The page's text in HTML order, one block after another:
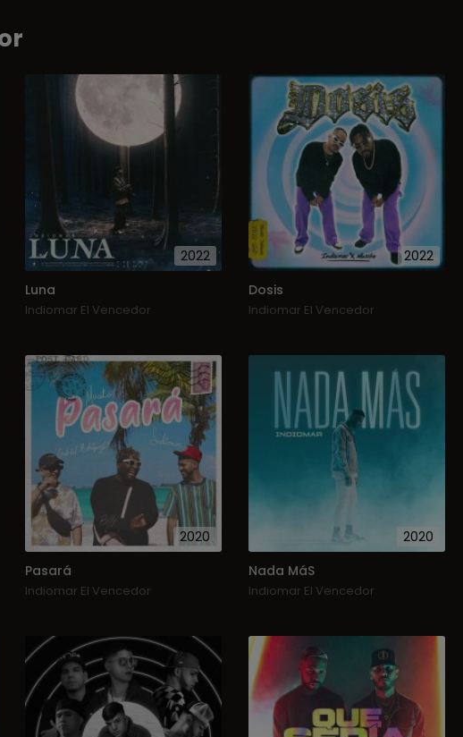
2022
Luna
Indiomar El Vencedor
2022
Dosis
Indiomar El Vencedor
2020
Pasará
Indiomar El Vencedor
2020
Nada MáS
Indiomar El Vencedor